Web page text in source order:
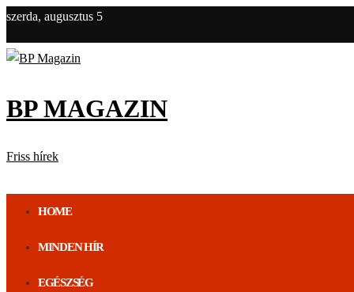
szerda, augusztus 5
BP MAGAZIN
Friss hírek
HOME
MINDEN HÍR
EGÉSZSÉG